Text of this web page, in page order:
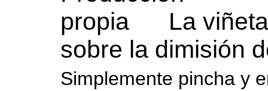
La
sobre la dimisión
Simplemente pincha y